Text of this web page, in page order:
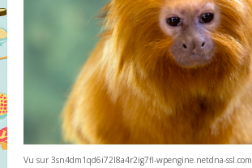
Vu sur 3sn4dm1qd6i72l8a4r2ig7fl-wpengine.netdna-ssl.com